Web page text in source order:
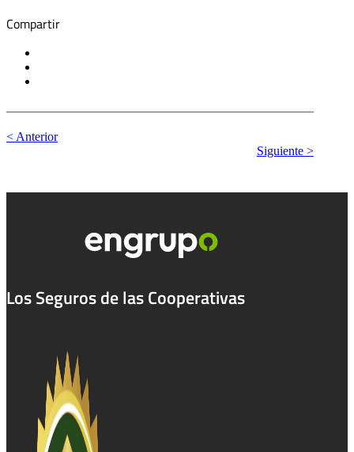
Compartir
< Anterior
Siguiente >
Los Seguros de las Cooperativas